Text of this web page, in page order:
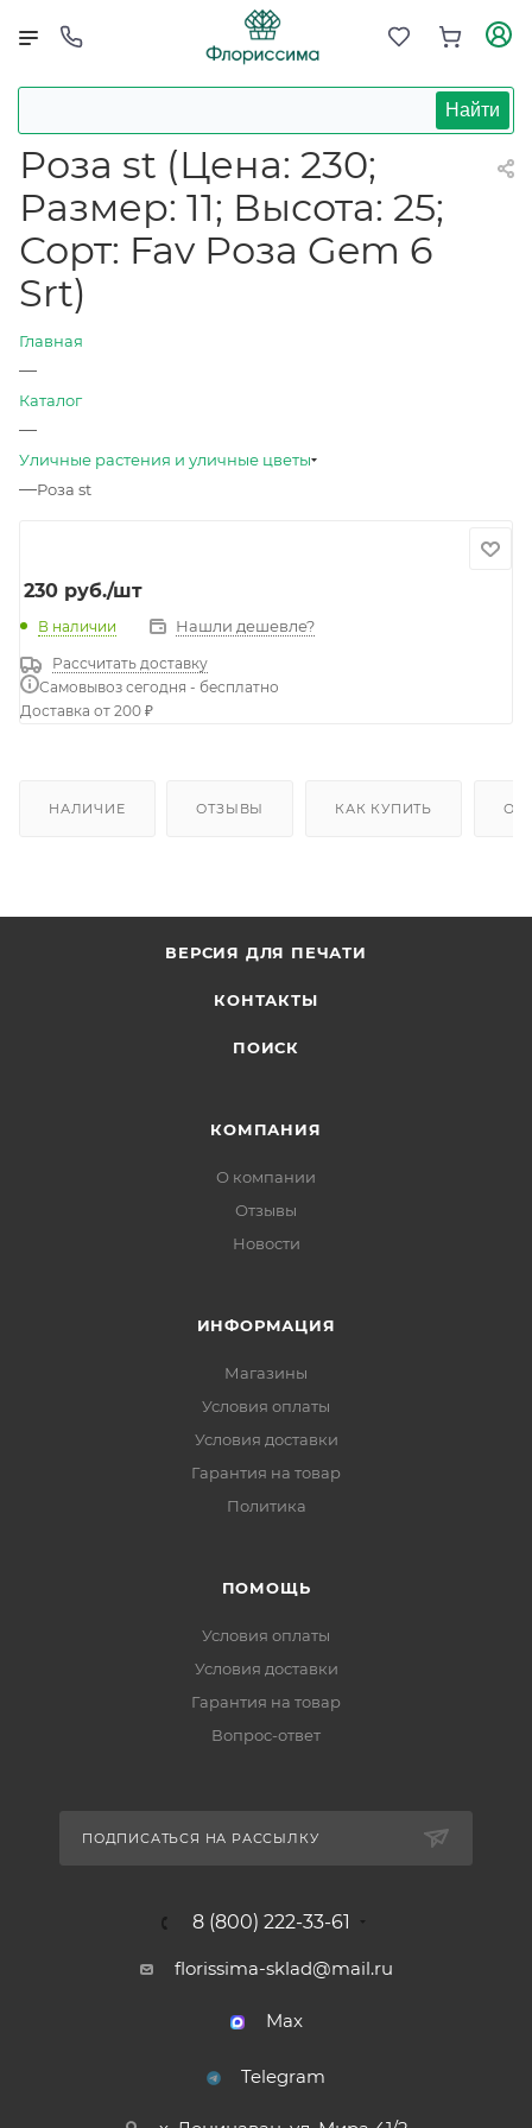
Найти
Роза st (Цена: 230;
Размер: 11; Высота: 25;
Сорт: Fav Роза Gem 6
Srt)
Главная
—
Каталог
—
Уличные растения и уличные цветы
—Роза st
230 руб./шт
В наличии Нашли дешевле?
Рассчитать доставку
Самовывоз сегодня - бесплатно
Доставка от 200 ₽
НАЛИЧИЕ ОТЗЫВЫ КАК КУПИТЬ
ВЕРСИЯ ДЛЯ ПЕЧАТИ
КОНТАКТЫ
ПОИСК
КОМПАНИЯ
О компании
Отзывы
Новости
ИНФОРМАЦИЯ
Магазины
Условия оплаты
Условия доставки
Гарантия на товар
Политика
ПОМОЩЬ
Условия оплаты
Условия доставки
Гарантия на товар
Вопрос-ответ
ПОДПИСАТЬСЯ НА РАССЫЛКУ
8 (800) 222-33-61
florissima-sklad@mail.ru
Max
Telegram